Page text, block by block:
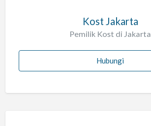
Kost Jakarta
Pemilik Kost di Jakarta
Hubungi